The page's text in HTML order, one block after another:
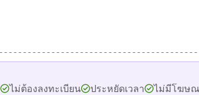
ไม่ต้องลงทะเบียน ประหยัดเวลา ไม่มีโฆษ